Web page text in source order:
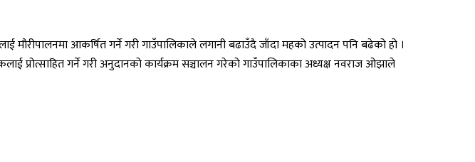
आकर्षित गर्ने गरी गाउँपालिकाले लगानी बढाउँदै जाँदा महको उत्पादन पनि बढेको हो ।
प्रोत्साहित गर्ने गरी अनुदानको कार्यक्रम सञ्चालन गरेको गाउँपालिकाका अध्यक्ष नवराज ओझाले